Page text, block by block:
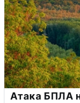
Атака БПЛА